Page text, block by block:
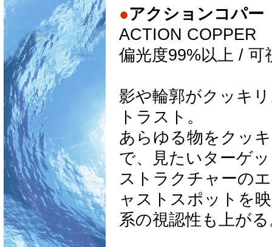
●アクションコパー
ACTION COPPER
偏光度99%以上 / 可
影や輪郭がクッキ
トラスト。
あらゆる物をクッ
で、見たいターゲ
ストラクチャーの
ャストスポットを
系の視認性も上が